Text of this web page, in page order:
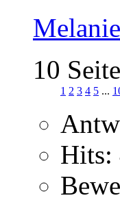
Melanie
10
1 2 3 4 5 ...
Hits: